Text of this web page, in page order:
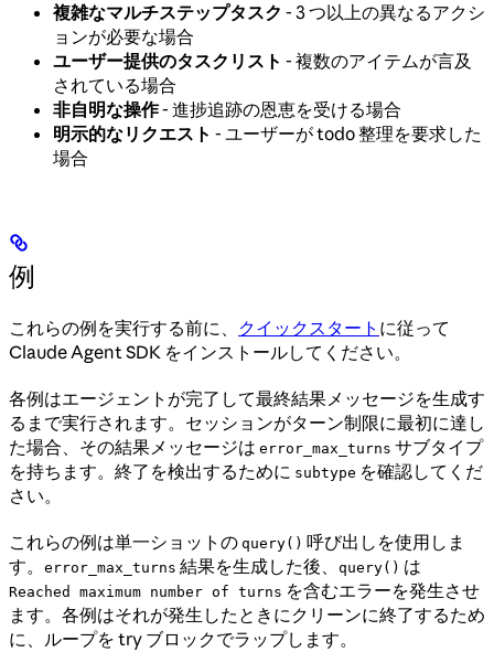
複雑なマルチステップタスク - 3 つ以上の異なるアクシ
ョンが必要な場合
ユーザー提供のタスクリスト - 複数のアイテムが言及
されている場合
非自明な操作- 進捗追跡の恩恵を受ける場合
明示的なリクエスト - ユーザーが todo 整理を要求した
場合
例
これらの例を実行する前に、 クイックスタート に従って
Claude Agent SDK をインストールしてください。
各例はエージェントが完了して最終結果メッセージを生成す
るまで実行されます。セッションがターン制限に最初に達し
た場合、その結果メッセージは error_max_turns サブタイプ
を持ちます。終了を検出するために subtype を確認してくだ
さい。
これらの例は単一ショットの query() 呼び出しを使用しま
す。
error_max_turns 結果を生成した後、 query() は
Reached maximum number of turns を含むエラーを発生させ
ます。各例はそれが発生したときにクリーンに終了するため
に、ループを try ブロックでラップします。